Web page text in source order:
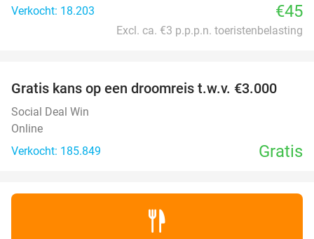
Verkocht: 18.203
€45
Excl. ca. €3 p.p.p.n. toeristenbelasting
Gratis kans op een droomreis t.w.v. €3.000
Social Deal Win
Online
Verkocht: 185.849
Gratis